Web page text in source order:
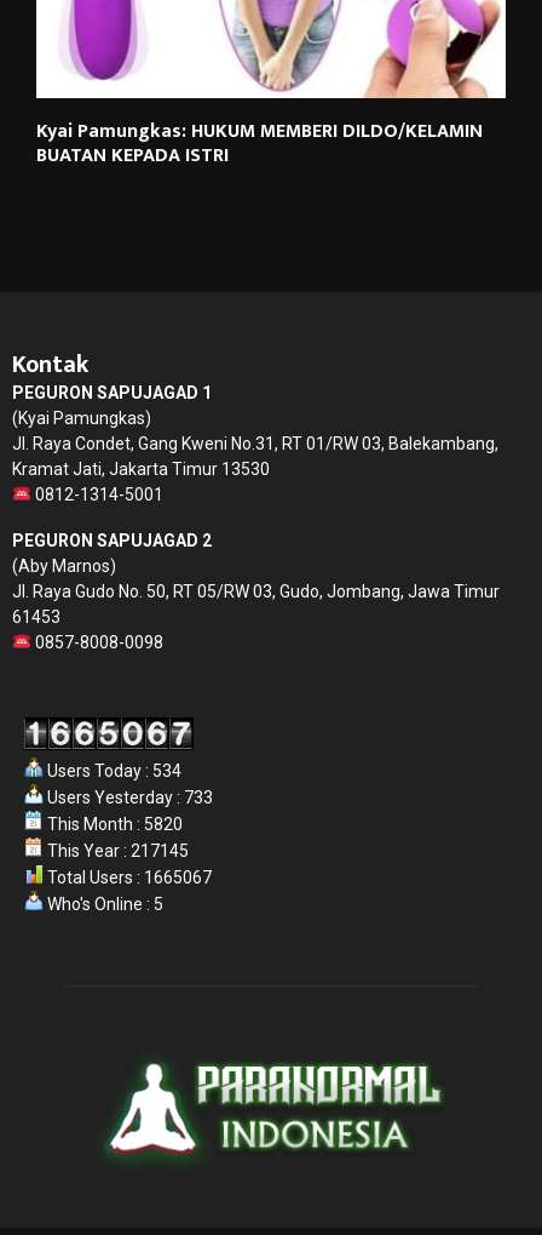
Kyai Pamungkas: HUKUM MEMBERI DILDO/KELAMIN
BUATAN KEPADA ISTRI
Kontak
PEGURON SAPUJAGAD 1
(Kyai Pamungkas)
Jl. Raya Condet, Gang Kweni No.31, RT 01/RW 03, Balekambang,
Kramat Jati, Jakarta Timur 13530
0812-1314-5001
PEGURON SAPUJAGAD 2
(Aby Marnos)
Jl. Raya Gudo No. 50, RT 05/RW 03, Gudo, Jombang, Jawa Timur
61453
0857-8008-0098
Users Today : 534
Users Yesterday : 733
This Month : 5820
This Year : 217145
Total Users : 1665067
Who's Online : 5